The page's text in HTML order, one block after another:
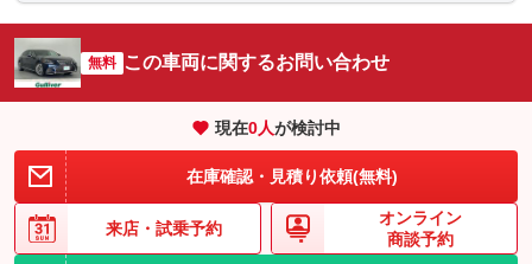
：装備あり ：装備あり
サイドカメラ
：装備なし ルーフレール
：装備なし
：装備なし
：装備なし
無料 この車両に関するお問い合わせ
現在0人が検討中
在庫確認・見積り依頼(無料)
来店・ 試乗予約
オンライン
商談予約